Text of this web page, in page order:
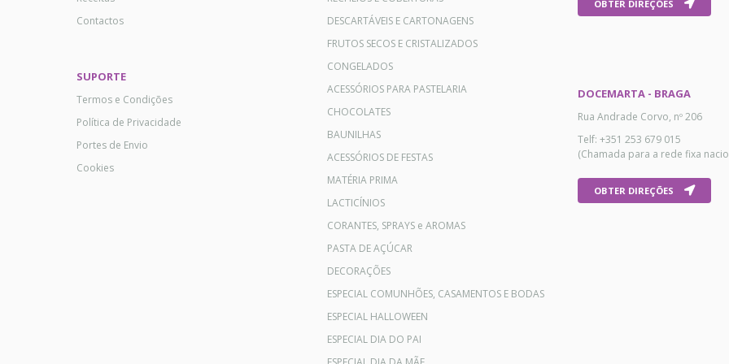
Contactos
SUPORTE
Termos e Condições
Política de Privacidade
Portes de Envio
Cookies
DESCARTÁVEIS E CARTONAGENS
FRUTOS SECOS E CRISTALIZADOS
CONGELADOS
ACESSÓRIOS PARA PASTELARIA
CHOCOLATES
BAUNILHAS
ACESSÓRIOS DE FESTAS
MATÉRIA PRIMA
LACTICÍNIOS
CORANTES, SPRAYS e AROMAS
PASTA DE AÇÚCAR
DECORAÇÕES
ESPECIAL COMUNHÕES, CASAMENTOS E BODAS
ESPECIAL HALLOWEEN
ESPECIAL DIA DO PAI
OBTER DIREÇÕES
DOCEMARTA - BRAGA
Rua Andrade Corvo, nº 206
Telf: +351 253 679 015
(Chamada para a rede fixa
OBTER DIREÇÕES